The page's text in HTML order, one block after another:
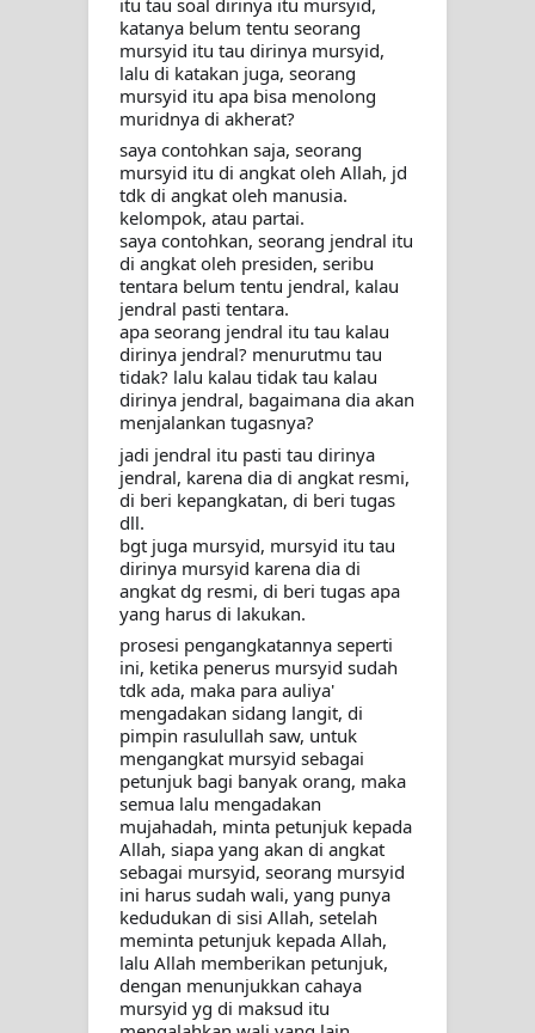
KISAH WALI SUFI, YANG BACAAN
SURAT AL-FATIHAHNYA TIDAK
FASIH. TAPI SINGA PUN TUNDUK
PADANYA
SHAYKH TAREKAT ATAU TUKANG
SIHIR? JANGAN MUDAH
TERPESONA, JANGAN JUGA
MUDAH MENGHUKUM
DI TANGAN MURSYID, CINTA
MENEMUKAN JALAN PULANG
RAWATAN TAREKAT: APABILA
ALLAH MENYEMBUHKAN HATI, JIWA
TURUT MENJADI KUAT
TASAWUF: BUKAN AJARAN PELIK,
TETAPI JALAN MEMBERSIHKAN
HATI
"Kotoran Yang Paling Bahaya Bukan
Pada Pakaian, Tetapi Pada Qalbi"
katanya belum tentu seorang
mursyid itu tau dirinya mursyid,
lalu di katakan juga, seorang
mursyid itu apa bisa menolong
muridnya di akherat?
saya contohkan saja, seorang
mursyid itu di angkat oleh Allah, jd
tdk di angkat oleh manusia.
kelompok, atau partai.
saya contohkan, seorang jendral itu
di angkat oleh presiden, seribu
tentara belum tentu jendral, kalau
jendral pasti tentara.
apa seorang jendral itu tau kalau
dirinya jendral? menurutmu tau
tidak? lalu kalau tidak tau kalau
dirinya jendral, bagaimana dia akan
menjalankan tugasnya?
jadi jendral itu pasti tau dirinya
jendral, karena dia di angkat resmi,
di beri kepangkatan, di beri tugas
dll.
bgt juga mursyid, mursyid itu tau
dirinya mursyid karena dia di
angkat dg resmi, di beri tugas apa
yang harus di lakukan.
prosesi pengangkatannya seperti
ini, ketika penerus mursyid sudah
tdk ada, maka para auliya'
mengadakan sidang langit, di
pimpin rasulullah saw, untuk
mengangkat mursyid sebagai
petunjuk bagi banyak orang, maka
semua lalu mengadakan
mujahadah, minta petunjuk kepada
Allah, siapa yang akan di angkat
sebagai mursyid, seorang mursyid
ini harus sudah wali, yang punya
kedudukan di sisi Allah, setelah
meminta petunjuk kepada Allah,
lalu Allah memberikan petunjuk,
dengan menunjukkan cahaya
mursyid yg di maksud itu